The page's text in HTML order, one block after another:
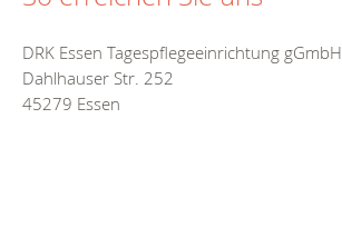
DRK Essen Tagespflegeeinrichtung gGmbH
Dahlhauser Str. 252
45279 Essen